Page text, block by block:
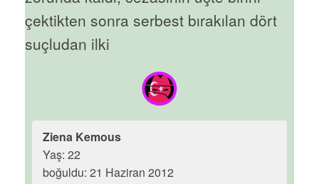
çektikten sonra serbest bırakılan dört
suçludan ilki
Ziena Kemous
Yaş: 22
boğuldu: 21 Haziran 2012